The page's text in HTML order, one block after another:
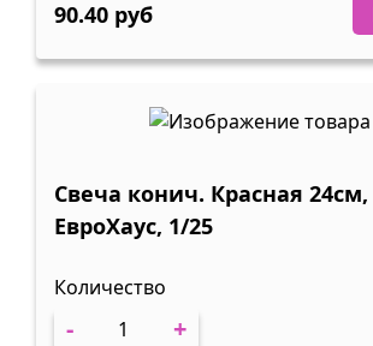
90.40 руб
Свеча конич. Красная
ЕвроХаус, 1/25
Количество
- +